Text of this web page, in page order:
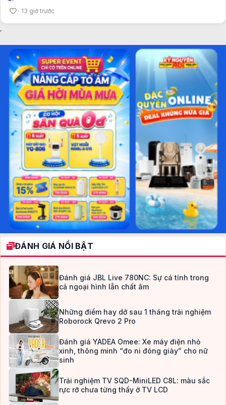
13 giờ trước
ĐÁNH GIÁ NỔI BẬT
Đánh giá JBL Live 780NC: Sự cá tính trong
cả ngoại hình lẫn chất âm
Những điểm hay dở sau 1 tháng trải nghiệm
Roborock Qrevo 2 Pro
Đánh giá YADEA Omee: Xe máy điện nhỏ
xinh, thông minh “đo ni đóng giày” cho nữ
sinh
Trải nghiệm TV SQD-MiniLED C8L: màu sắc
rực rỡ chưa từng thấy ở TV LCD